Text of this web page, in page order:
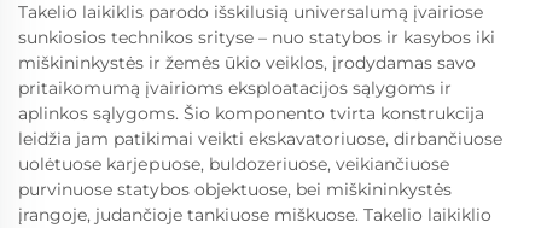
Takelio laikiklis parodo išskilusią universalumą įvairiose
sunkiosios technikos srityse – nuo statybos ir kasybos iki
miškininkystės ir žemės ūkio veiklos, įrodydamas savo
pritaikomumą įvairioms eksploatacijos sąlygoms ir
aplinkos sąlygoms. Šio komponento tvirta konstrukcija
leidžia jam patikimai veikti ekskavatoriuose, dirbančiuose
uolėtuose karjерuose, buldozeriuose, veikiančiuose
purvinuose statybos objektuose, bei miškininkystės
įrangoje, judančioje tankiuose miškuose. Takelio laikiklio